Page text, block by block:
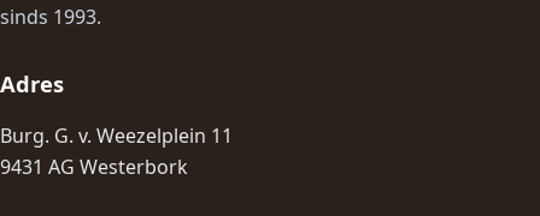
sinds 1993.
Adres
Burg. G. v. Weezelplein 11
9431 AG Westerbork